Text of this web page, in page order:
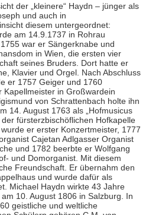
der „kleinere“ Haydn – jünger als
und auch in
diesem untergeordnet:
am 14.9.1737 in Rohrau
war er Sängerknabe und
in Wien, die ersten vier
seines Bruders. Dort hatte er
Klavier und Orgel. Nach Abschluss
er 1757 Geiger und 1760
Kapellmeister in Großwardein
von Schrattenbach holte ihn
14. August 1763 als „Hofmusicus
fürsterzbischöflichen Hofkapelle
er erster Konzertmeister, 1777
Cajetan Adlgasser Organist
und 1782 beerbte er Wolfgang
und Domorganist. Mit diesem
Freundschaft. Er übernahm den
und wurde dafür als
Michael Haydn wirkte 43 Jahre
10. August 1806 in Salzburg. In
geistliche und weltliche